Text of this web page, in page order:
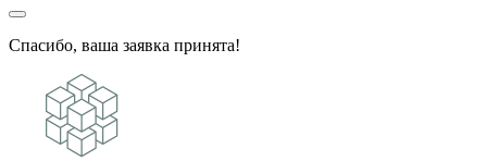
Спасибо, ваша заявка принята!